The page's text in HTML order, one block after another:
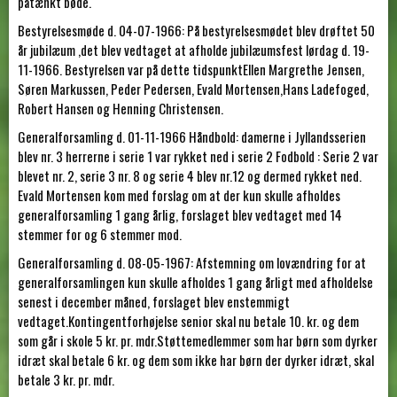
Bestyrelsesmøde d. 04-07-1966: På bestyrelsesmødet blev drøftet 50
år jubilæum ,det blev vedtaget at afholde jubilæumsfest lørdag d. 19-
11-1966. Bestyrelsen var på dette tidspunktEllen Margrethe Jensen,
Søren Markussen, Peder Pedersen, Evald Mortensen,Hans Ladefoged,
Robert Hansen og Henning Christensen.
Generalforsamling d. 01-11-1966 Håndbold: damerne i Jyllandsserien
blev nr. 3 herrerne i serie 1 var rykket ned i serie 2 Fodbold : Serie 2 var
blevet nr. 2, serie 3 nr. 8 og serie 4 blev nr.12 og dermed rykket ned.
Evald Mortensen kom med forslag om at der kun skulle afholdes
generalforsamling 1 gang årlig, forslaget blev vedtaget med 14
stemmer for og 6 stemmer mod.
Generalforsamling d. 08-05-1967: Afstemning om lovændring for at
generalforsamlingen kun skulle afholdes 1 gang årligt med afholdelse
senest i december måned, forslaget blev enstemmigt
vedtaget.Kontingentforhøjelse senior skal nu betale 10. kr. og dem
som går i skole 5 kr. pr. mdr.Støttemedlemmer som har børn som dyrker
idræt skal betale 6 kr. og dem som ikke har børn der dyrker idræt, skal
betale 3 kr. pr. mdr.